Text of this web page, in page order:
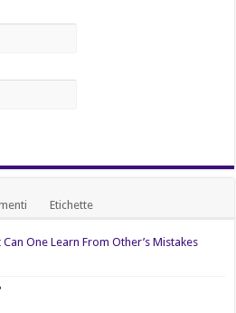
Etichette
One Learn From Other’s Mistakes